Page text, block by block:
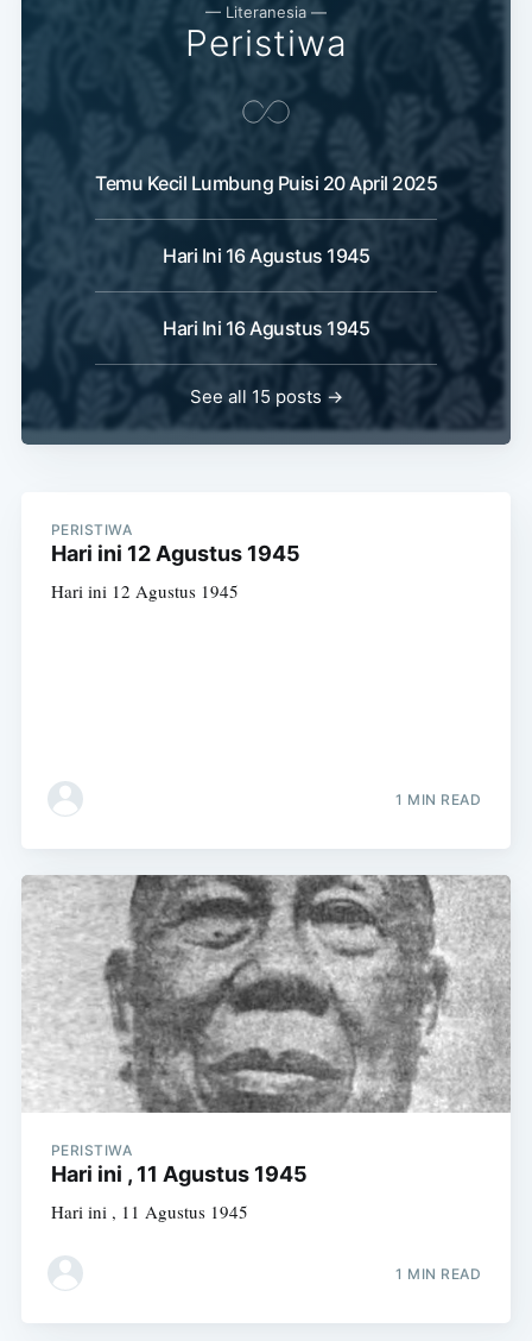
— Literanesia —
Peristiwa
Temu Kecil Lumbung Puisi 20 April 2025
Hari Ini 16 Agustus 1945
Hari Ini 16 Agustus 1945
See all 15 posts →
PERISTIWA
Hari ini 12 Agustus 1945
Hari ini 12 Agustus 1945
1 MIN READ
PERISTIWA
Hari ini , 11 Agustus 1945
Hari ini , 11 Agustus 1945
1 MIN READ